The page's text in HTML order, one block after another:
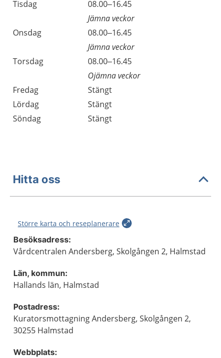
Tisdag
08.00–16.45
Jämna veckor
Onsdag
08.00–16.45
Jämna veckor
Torsdag
08.00–16.45
Ojämna veckor
Fredag
Stängt
Lördag
Stängt
Söndag
Stängt
Hitta oss
Större karta och reseplanerare
Besöksadress:
Vårdcentralen Andersberg, Skolgången 2, Halmstad
Län, kommun:
Hallands län, Halmstad
Postadress:
Kuratorsmottagning Andersberg, Skolgången 2,
30255 Halmstad
Webbplats: